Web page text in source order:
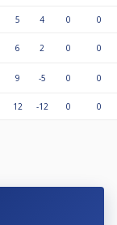
5 4 0 0
6 2 0 0
9 -5 0 0
12 -12 0 0